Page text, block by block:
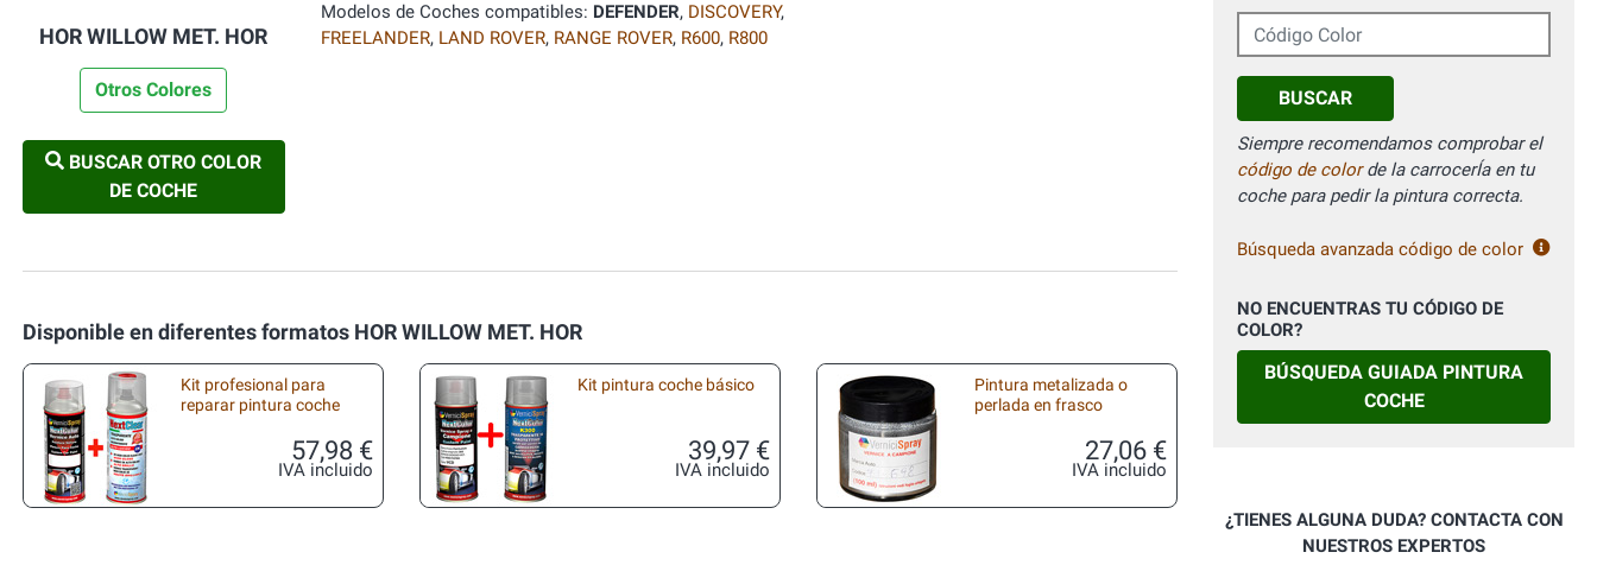
HOR WILLOW MET. HOR
Otros Colores
BUSCAR OTRO COLOR
DE COCHE
Modelos de Coches compatibles: DEFENDER, DISCOVERY,
FREELANDER, LAND ROVER, RANGE ROVER, R600, R800
Disponible en diferentes formatos HOR WILLOW MET. HOR
Kit profesional para
reparar pintura coche
57,98 €
IVA incluido
Kit pintura coche básico
39,97 €
IVA incluido
Pintura metalizada o
perlada en frasco
27,06 €
IVA incluido
Código Color
BUSCAR
Siempre recomendamos comprobar el
código de colorde la carrocerÍa en tu
coche para pedir la pintura correcta.
Búsqueda avanzada código de color
NO ENCUENTRAS TU CÓDIGO DE
COLOR?
BÚSQUEDA GUIADA PINTURA
COCHE
¿TIENES ALGUNA DUDA? CONTACTA CON
NUESTROS EXPERTOS